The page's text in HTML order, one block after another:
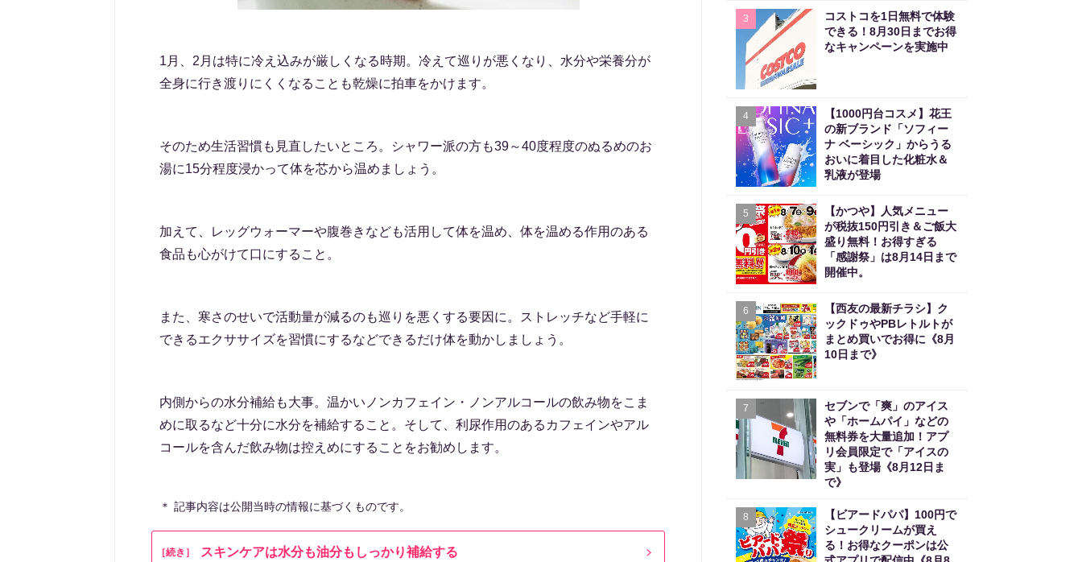
1月、2月は特に冷え込みが厳しくなる時期。冷えて巡りが悪くなり、水分や栄養分が
全身に行き渡りにくくなることも乾燥に拍車をかけます。
そのため生活習慣も見直したいところ。シャワー派の方も39～40度程度のぬるめのお
湯に15分程度浸かって体を芯から温めましょう。
加えて、レッグウォーマーや腹巻きなども活用して体を温め、体を温める作用のある
食品も心がけて口にすること。
また、寒さのせいで活動量が減るのも巡りを悪くする要因に。ストレッチなど手軽に
できるエクササイズを習慣にするなどできるだけ体を動かしましょう。
内側からの水分補給も大事。温かいノンカフェイン・ノンアルコールの飲み物をこま
めに取るなど十分に水分を補給すること。そして、利尿作用のあるカフェインやアル
コールを含んだ飲み物は控えめにすることをお勧めします。
＊ 記事内容は公開当時の情報に基づくものです。
［続き］ スキンケアは水分も油分もしっかり補給する
3
コストコを1日無料で体験
できる！8月30日までお得
なキャンペーンを実施中
4
【1000円台コスメ】花王
の新ブランド「ソフィー
ナ ベーシック」からうる
おいに着目した化粧水＆
乳液が登場
5
【かつや】人気メニュー
が税抜150円引き＆ご飯大
盛り無料！お得すぎる
「感謝祭」は8月14日まで
開催中。
6
【西友の最新チラシ】ク
ックドゥやPBレトルトが
まとめ買いでお得に《8月
10日まで》
7
セブンで「爽」のアイス
や「ホームパイ」などの
無料券を大量追加！アプ
リ会員限定で「アイスの
実」も登場《8月12日ま
で》
8
【ビアードパパ】100円で
シュークリームが買え
る！お得なクーポンは公